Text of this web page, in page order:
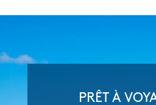
PRÊT À